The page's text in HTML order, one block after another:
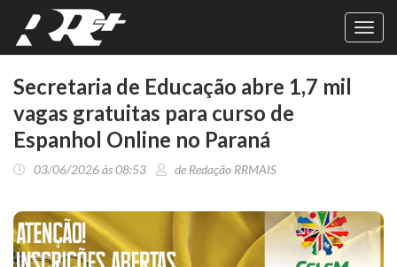
Secretaria de Educação abre 1,7 mil
vagas gratuitas para curso de
Espanhol Online no Paraná
03/06/2026 às 08:53 de Redação RRMAIS